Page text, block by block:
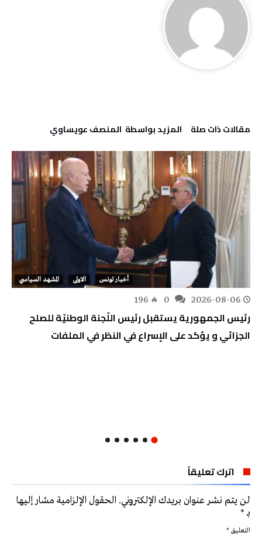
‫مقالات ذات صلة‬ ‫‫المزيد بواسطة‬ ‬ المنصف عويساوي
أخبار تونس الاولى المشهد السياسي
2026-08-06
196
رئيس الجمهورية يستقبل رئيس اللّجنة الوطنيّة للصلح
الجزائي و يؤكد على الإسراع في النظر في الملفات
اترك تعليقاً
لن يتم نشر عنوان بريدك الإلكتروني. الحقول الإلزامية مشار إليها
بـ*
التعليق *